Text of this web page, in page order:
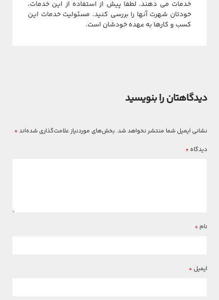
خدمات می دهند. لطفا پیش از استفاده از این خدمات،
خودتان شهرت آنها را بررسی کنید. مسئولیت خدمات این
کسب و کارها به عهده خودشان است.
دیدگاهتان را بنویسید
نشانی ایمیل شما منتشر نخواهد شد. بخش‌های موردنیاز علامت‌گذاری شده‌اند *
دیدگاه *
نام *
ایمیل *